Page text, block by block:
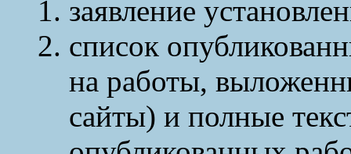
заявление
список
на работы,
сайты) и полные